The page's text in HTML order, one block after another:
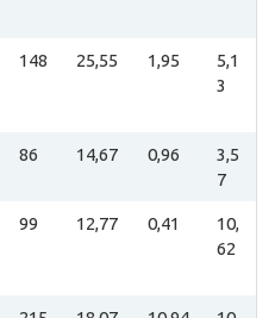
148 25,55 1,95
5,1
3
86 14,67 0,96
3,5
7
99 12,77 0,41
10,
62